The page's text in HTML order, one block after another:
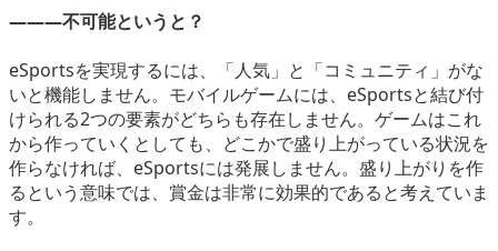
―――不可能というと？
eSportsを実現するには、「人気」と「コミュニティ」がな
いと機能しません。モバイルゲームには、eSportsと結び付
けられる2つの要素がどちらも存在しません。ゲームはこれ
から作っていくとしても、どこかで盛り上がっている状況を
作らなければ、eSportsには発展しません。盛り上がりを作
るという意味では、賞金は非常に効果的であると考えていま
す。